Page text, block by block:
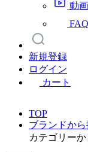
動
FAQ
新規登録
ログイン
カート
TOP
ブランドから
カテゴリー